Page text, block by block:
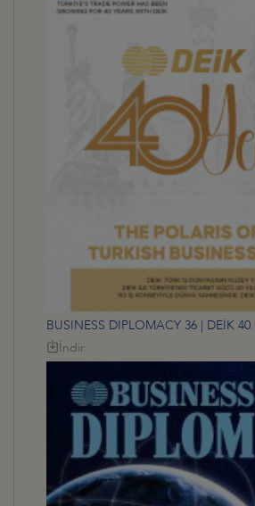
BUSINESS DIPLOMACY 36 | DEİK
İndir